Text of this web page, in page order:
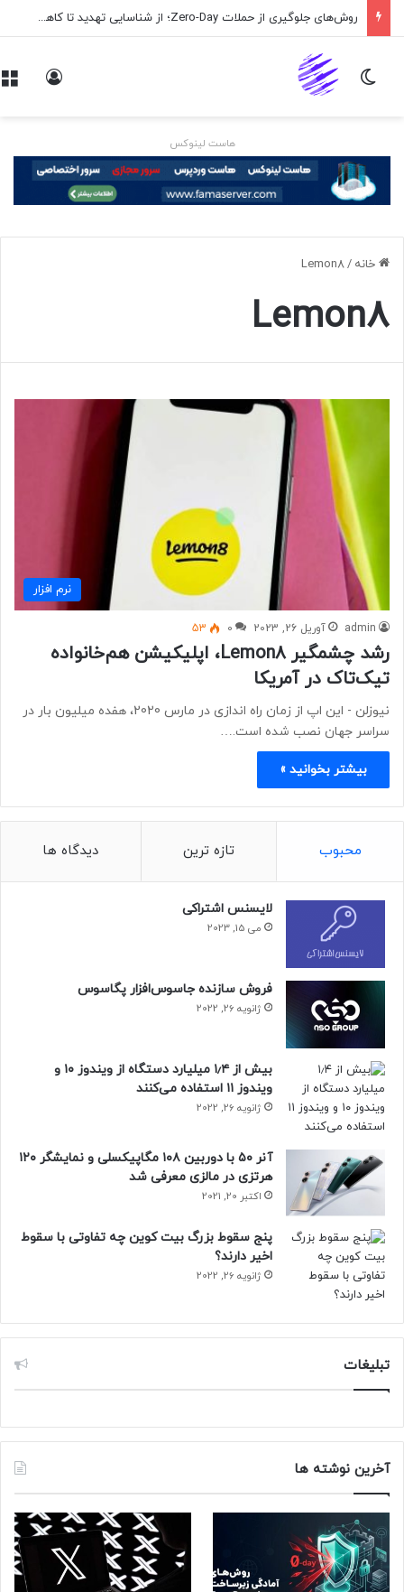
روش‌های جلوگیری از حملات Zero-Day؛ از شناسایی تهدید تا کاهش ریسک
تغییر پوسته
هاست لینوکس
خانه /
Lemon8
Lemon8
نرم افزار
admin آوریل 26, 2023 0
53
رشد چشمگیر Lemon8، اپلیکیشن هم‌خانواده
تیک‌تاک در آمریکا
نیوزلن - این اپ از زمان راه اندازی در مارس 2020، هفده میلیون بار در
سراسر جهان نصب شده است.…
بیشتر بخوانید »
محبوب تازه ترین دیدگاه ها
لایسنس اشتراکی
می 15, 2023
فروش سازنده جاسوس‌افزار پگاسوس
ژانویه 26, 2022
بیش از ۱٫۴ میلیارد دستگاه از ویندوز ۱۰ و
ویندوز ۱۱ استفاده می‌کنند
ژانویه 26, 2022
آنر ۵۰ با دوربین ۱۰۸ مگاپیکسلی و نمایشگر ۱۲۰
هرتزی در مالزی معرفی شد
اکتبر 20, 2021
پنج سقوط بزرگ بیت کوین چه تفاوتی با سقوط
اخیر دارند؟
ژانویه 26, 2022
تبلیغات
آخرین نوشته ها